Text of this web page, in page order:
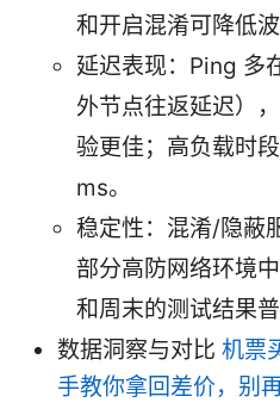
和开启混淆可降低波
延迟表现：Ping 多
外节点往返延迟）
验更佳；高负载时
ms。
稳定性：混淆/隐蔽
部分高防网络环境
和周末的测试结果
数据洞察与对比 机票
手教你拿回差价，别